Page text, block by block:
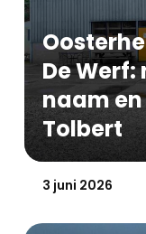
De Werf:
naam
Tolbert
Gepubliceerd
3 juni 2026